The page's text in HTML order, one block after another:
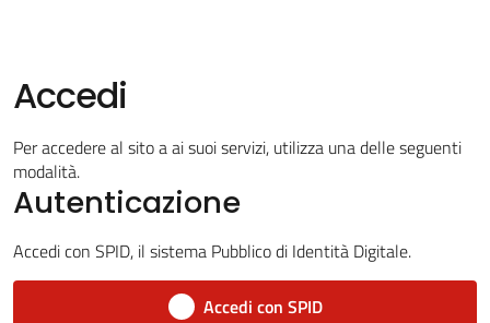
Casalfiumanese
Accedi
Per accedere al sito a ai suoi servizi, utilizza una delle seguenti
modalità.
Autenticazione
Accedi con SPID, il sistema Pubblico di Identità Digitale.
Accedi con SPID